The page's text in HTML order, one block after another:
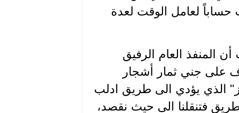
حساباً لعامل الوقت لعدة
المنفذ العام الرفيق
على جني ثمار أشجار
الذي يؤدي الى طريق ادلب
فتنقلنا الى حيث نقصد،